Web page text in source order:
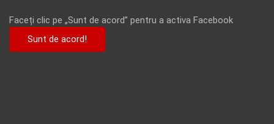
Faceți clic pe „Sunt de acord” pentru a activa Facebook
Sunt de acord!